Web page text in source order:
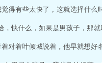
得有些太快了，这就选择什么
，快什么，如果是男孩子，那
对着叶倾城说着，他早就想好